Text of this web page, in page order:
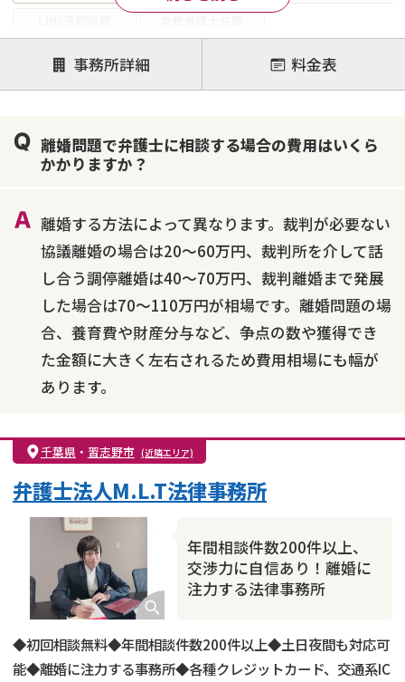
注力案件
離婚前相談
離婚調停
離婚裁判
不貞・不倫慰謝料請求
国際離婚
養育費問題
財産分与
事務所詳細 料金表
離婚問題で弁護士に相談する場合の費用はいくら
かかりますか？
離婚する方法によって異なります。裁判が必要ない
協議離婚の場合は20～60万円、裁判所を介して話
し合う調停離婚は40～70万円、裁判離婚まで発展
した場合は70～110万円が相場です。離婚問題の場
合、養育費や財産分与など、争点の数や獲得でき
た金額に大きく左右されるため費用相場にも幅が
あります。
千葉県 ・ 習志野市 (近隣エリア)
年間相談件数200件以上、
交渉力に自信あり！離婚に
注力する法律事務所
弁護士法人M.L.T法律事務所
◆初回相談無料◆年間相談件数200件以上◆土日夜間も対応可
能◆離婚に注力する事務所◆各種クレジットカード、交通系IC